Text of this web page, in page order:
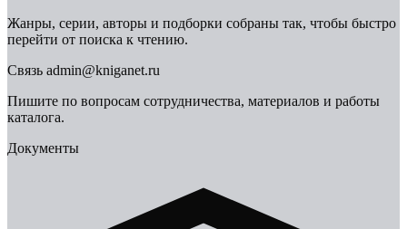
Жанры, серии, авторы и подборки собраны так, чтобы быстро
перейти от поиска к чтению.
Связь admin@kniganet.ru
Пишите по вопросам сотрудничества, материалов и работы
каталога.
Документы